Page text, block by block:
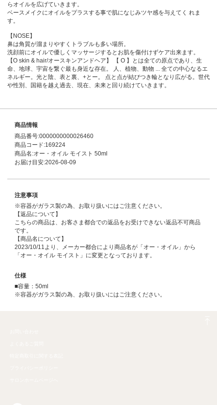
らオイルを広げていきます。
ベースメイクにオイルをプラスする事で肌になじみツヤ感を与えてく れま
す。
【NOSE】
鼻は角質が溜まりやすくトラブルも多い場所。
洗顔前にオイルで優しくマッサージするとお肌を傷付けずケア出来ます。
【O skin & hair/オースキンアンドヘア】 【 O 】とは全ての原点であり、生
命、地球、宇宙を繋ぐ最も身近な存在。 人、植物、動物 ... 全ての中心なるエ
ネルギー。光と陰、表と裏、+とー。 点と点が結びつき輪となり広がる。世代
や性別、国籍を越え過去、現在、未来と回り続けていきます。
商品情報
商品番号:0000000000026460
商品コード:169224
商品名:オー・オイル モイスト 50ml
お届け目安:2026-08-09
注意事項
※容器がガラス製の為、お取り扱いにはご注意ください。
【返品について】
こちらの商品は、お客さま都合での返品をお受けできない返品不可商品
です。
【商品名について】
2023/10/11より、メーカー都合により商品名が「オー・オイル」から
「オー・オイル モイスト」に変更となっております。
仕様
■容量：50ml
※容器がガラス製の為、お取り扱いにはご注意ください。